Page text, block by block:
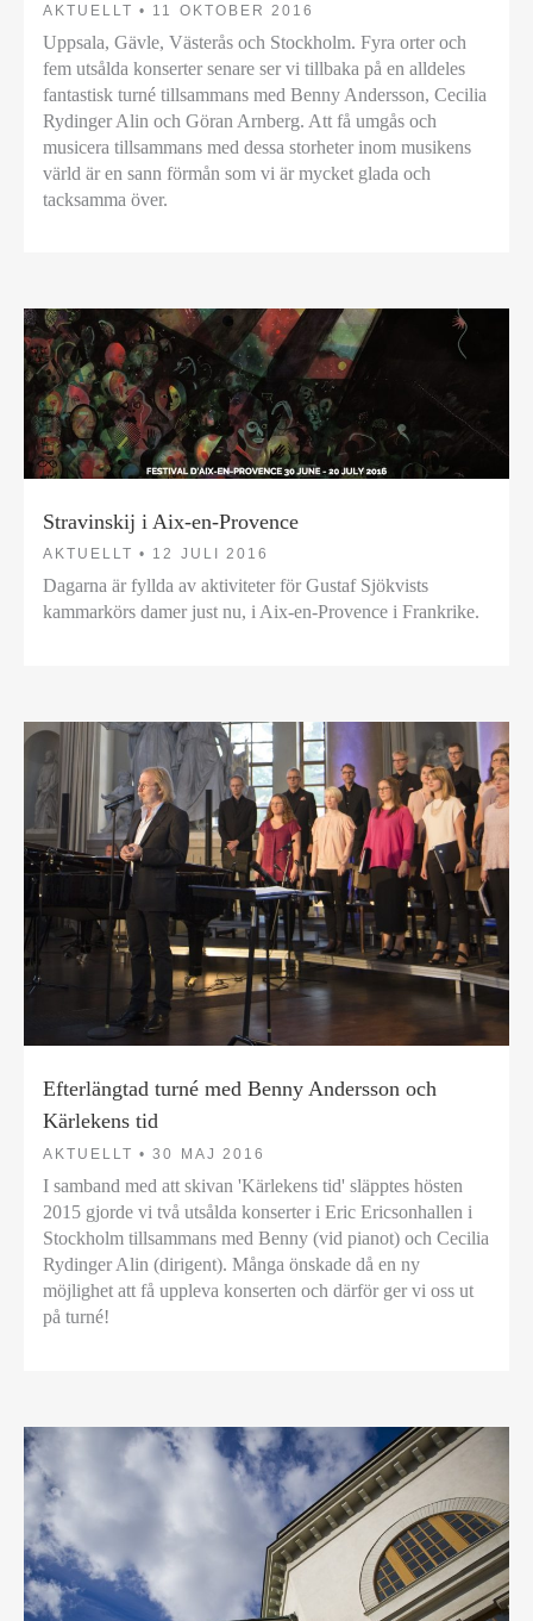
AKTUELLT • 11 OKTOBER 2016
Uppsala, Gävle, Västerås och Stockholm. Fyra orter och
fem utsålda konserter senare ser vi tillbaka på en alldeles
fantastisk turné tillsammans med Benny Andersson, Cecilia
Rydinger Alin och Göran Arnberg. Att få umgås och
musicera tillsammans med dessa storheter inom musikens
värld är en sann förmån som vi är mycket glada och
tacksamma över.
Stravinskij i Aix-en-Provence
AKTUELLT • 12 JULI 2016
Dagarna är fyllda av aktiviteter för Gustaf Sjökvists
kammarkörs damer just nu, i Aix-en-Provence i Frankrike.
Efterlängtad turné med Benny Andersson och
Kärlekens tid
AKTUELLT • 30 MAJ 2016
I samband med att skivan 'Kärlekens tid' släpptes hösten
2015 gjorde vi två utsålda konserter i Eric Ericsonhallen i
Stockholm tillsammans med Benny (vid pianot) och Cecilia
Rydinger Alin (dirigent). Många önskade då en ny
möjlighet att få uppleva konserten och därför ger vi oss ut
på turné!